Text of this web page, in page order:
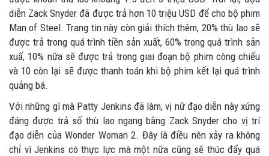
diễn Zack Snyder đã được trả hơn 10 triệu USD để cho bộ phim
Man of Steel. Trang tin này còn giải thích thêm, 20% thù lao sẽ
được trả trong quá trình tiền sản xuất, 60% trong quá trình sản
xuấ, 10% nữa sẽ được trả trong giai đoạn bộ phim công chiếu
và 10 còn lại sẽ được thanh toán khi bộ phim kết lại quá trình
quảng bá.
Với những gì mà Patty Jenkins đã làm, vị nữ đạo diễn này xứng
đáng được trả số thù lao ngang bằng Zack Snyder cho vị trí
đạo diễn của Wonder Woman 2. Đây là điều nên xảy ra không
chỉ vì Jenkins có thực lực mà một nữa cũng sẽ thúc đẩy quá